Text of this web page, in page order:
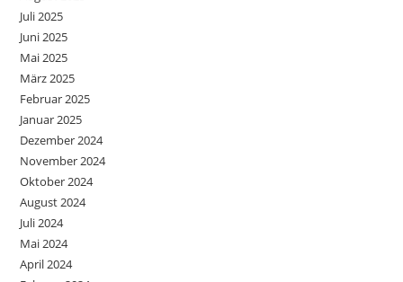
Juli 2025
Juni 2025
Mai 2025
März 2025
Februar 2025
Januar 2025
Dezember 2024
November 2024
Oktober 2024
August 2024
Juli 2024
Mai 2024
April 2024